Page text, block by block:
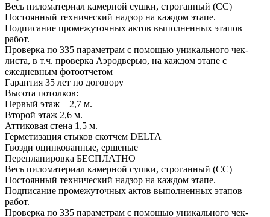
Весь пиломатериал камерной сушки, строганный (СС)
Постоянный технический надзор на каждом этапе.
Подписание промежуточных актов выполненных этапов
работ.
Проверка по 335 параметрам с помощью уникального чек-
листа, в т.ч. проверка Аэродверью, на каждом этапе с
ежедневным фотоотчетом
Гарантия 35 лет по договору
Высота потолков:
Первый этаж – 2,7 м.
Второй этаж 2,6 м.
Аттиковая стена 1,5 м.
Герметизация стыков скотчем DELTA
Гвозди оцинкованные, ершеные
Перепланировка БЕСПЛАТНО
Весь пиломатериал камерной сушки, строганный (СС)
Постоянный технический надзор на каждом этапе.
Подписание промежуточных актов выполненных этапов
работ.
Проверка по 335 параметрам с помощью уникального чек-